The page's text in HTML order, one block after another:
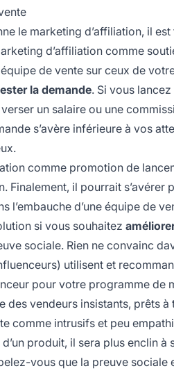
le marketing d’affiliation, il
d’affiliation comme
de vente sur ceux de
la demande. Si vous
un salaire ou une
s’avère inférieure à vos
comme promotion de
Finalement, il pourrait s’avérer
l’embauche d’une équipe de
si vous souhaitez
sociale. Rien ne convainc
utilisent et
pour votre programme de
des vendeurs insistants, prêts
comme intrusifs et peu
produit, il sera plus enclin à
vous que la preuve sociale